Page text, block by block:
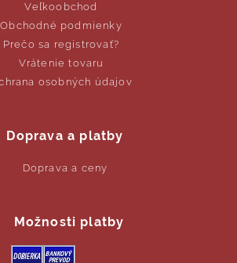
Veľkoobchod
Obchodné podmienky
Prečo sa registrovať?
Vrátenie tovaru
osobných údajov
Doprava a platby
Doprava a ceny
Možnosti platby